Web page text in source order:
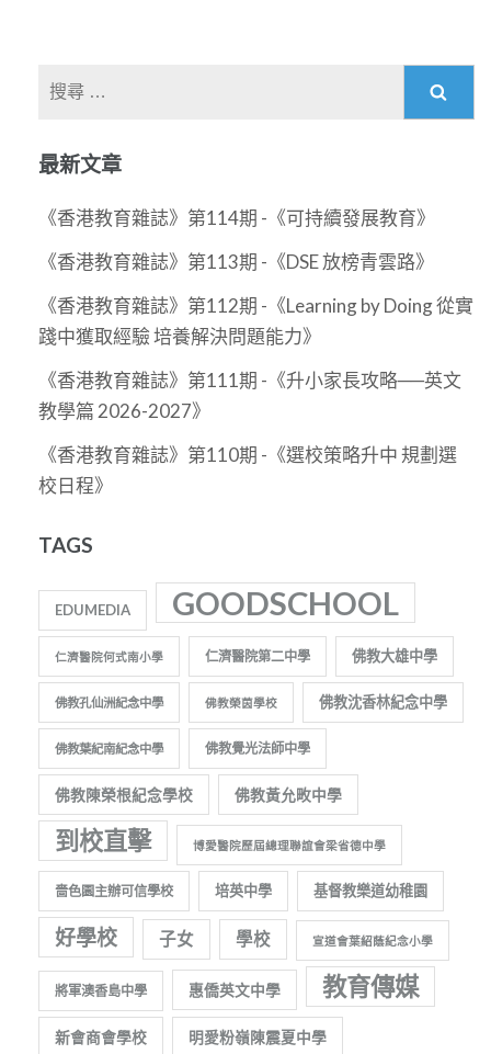
最新文章
《香港教育雜誌》第114期 -《可持續發展教育》
《香港教育雜誌》第113期 -《DSE 放榜青雲路》
《香港教育雜誌》第112期 -《Learning by Doing 從實
踐中獲取經驗 培養解決問題能力》
《香港教育雜誌》第111期 -《升小家長攻略──英文
教學篇 2026-2027》
《香港教育雜誌》第110期 -《選校策略升中 規劃選
校日程》
TAGS
EDUMEDIA GOODSCHOOL
仁濟醫院何式南小學 仁濟醫院第二中學 佛教大雄中學
佛教孔仙洲紀念中學 佛教榮茵學校 佛教沈香林紀念中學
佛教葉紀南紀念中學 佛教覺光法師中學
佛教陳榮根紀念學校 佛教黃允畋中學
到校直擊 博愛醫院歷屆總理聯誼會梁省德中學
嗇色園主辦可信學校 培英中學 基督教樂道幼稚園
好學校 子女 學校 宣道會葉紹蔭紀念小學
將軍澳香島中學 惠僑英文中學 教育傳媒
新會商會學校 明愛粉嶺陳震夏中學